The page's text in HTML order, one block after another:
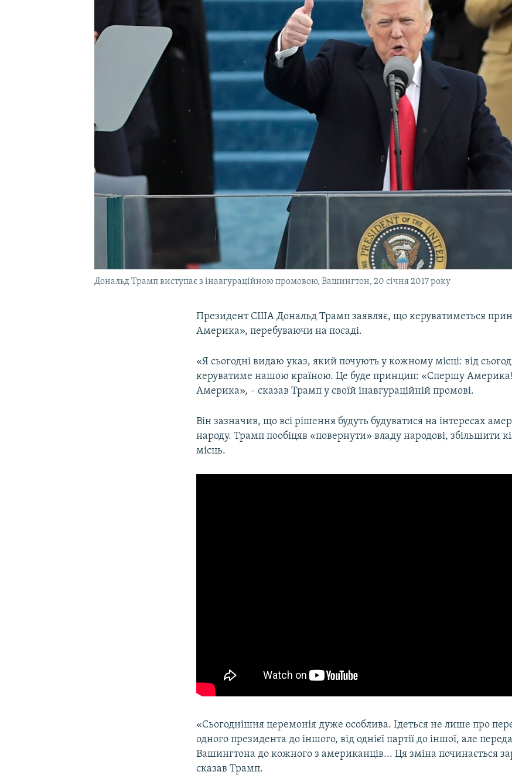
УКРАЇНСЬКА ПРОБЛЕМА КРИМУ
Дональд Трамп виступає з інавгураційною промовою, Вашингтон, 20 січня 2017 року
Президент США Дональд Трамп заявляє, що керуватиметься
Америка», перебуваючи на посаді.
«Я сьогодні видаю указ, який почують у кожному місці: від
керуватиме нашою країною. Це буде принцип: «Спершу
Америка», – сказав Трамп у своїй інавгураційній промові.
Він зазначив, що всі рішення будуть будуватися на інтересах
народу. Трамп пообіцяв «повернути» владу народові, збільшити
місць.
«Сьогоднішня церемонія дуже особлива. Ідеться не лише про
одного президента до іншого, від однієї партії до іншої, але
Вашингтона до кожного з американців... Ця зміна починається
сказав Трамп.